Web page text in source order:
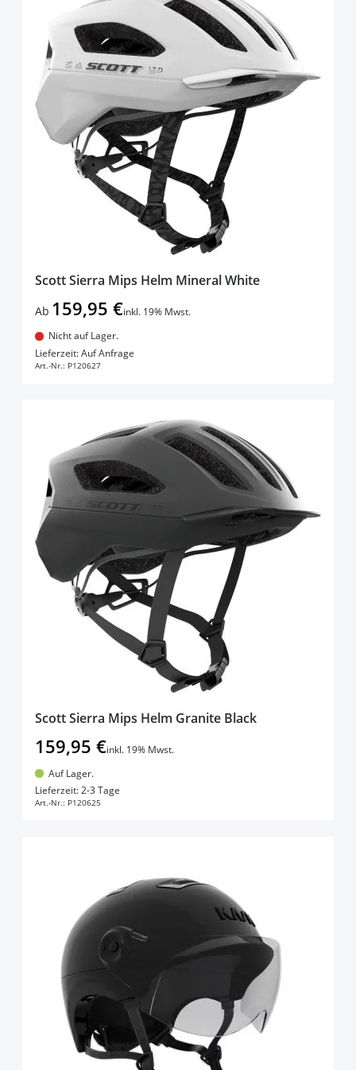
Scott Sierra Mips Helm Mineral White
Ab 159,95 €inkl. 19% Mwst.
Nicht auf Lager.
Lieferzeit: Auf Anfrage
Art.-Nr.: P120627
In den Warenkorb
Scott Sierra Mips Helm Granite Black
159,95 €inkl. 19% Mwst.
Auf Lager.
Lieferzeit: 2-3 Tage
Art.-Nr.: P120625